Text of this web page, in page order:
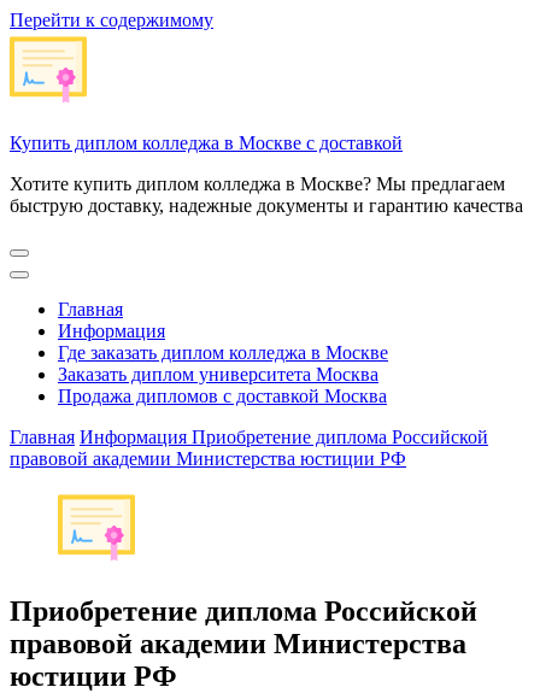
Перейти к содержимому
Купить диплом колледжа в Москве с доставкой
Хотите купить диплом колледжа в Москве? Мы предлагаем
быструю доставку, надежные документы и гарантию качества
Главная
Информация
Где заказать диплом колледжа в Москве
Заказать диплом университета Москва
Продажа дипломов с доставкой Москва
Главная Информация Приобретение диплома Российской
правовой академии Министерства юстиции РФ
Приобретение диплома Российской
правовой академии Министерства
юстиции РФ